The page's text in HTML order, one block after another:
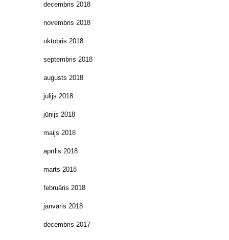
decembris 2018
novembris 2018
oktobris 2018
septembris 2018
augusts 2018
jūlijs 2018
jūnijs 2018
maijs 2018
aprīlis 2018
marts 2018
februāris 2018
janvāris 2018
decembris 2017